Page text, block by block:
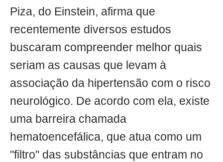
Piza, do Einstein, afirma que
recentemente diversos estudos
buscaram compreender melhor quais
seriam as causas que levam à
associação da hipertensão com o risco
neurológico. De acordo com ela, existe
uma barreira chamada
hematoencefálica, que atua como um
"filtro" das substâncias que entram no